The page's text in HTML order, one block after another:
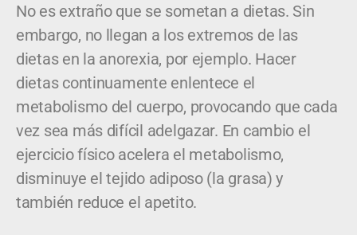
No es extraño que se sometan a dietas. Sin
embargo, no llegan a los extremos de las
dietas en la anorexia, por ejemplo. Hacer
dietas continuamente enlentece el
metabolismo del cuerpo, provocando que cada
vez sea más difícil adelgazar. En cambio el
ejercicio físico acelera el metabolismo,
disminuye el tejido adiposo (la grasa) y
también reduce el apetito.